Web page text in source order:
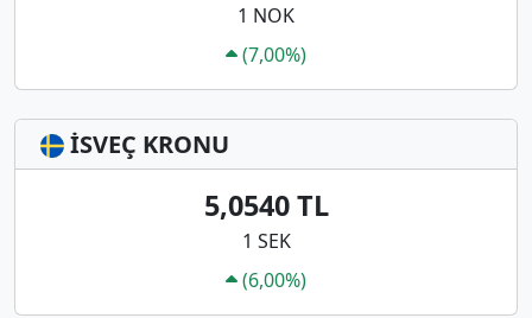
1 NOK
(7,00%)
İSVEÇ KRONU
5,0540 TL
1 SEK
(6,00%)